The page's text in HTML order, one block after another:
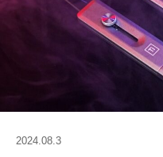
2024.08.3